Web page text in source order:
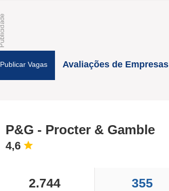
Publicar Vagas Avaliações de Empresas
P&G - Procter & Gamble
4,6
2.744 355